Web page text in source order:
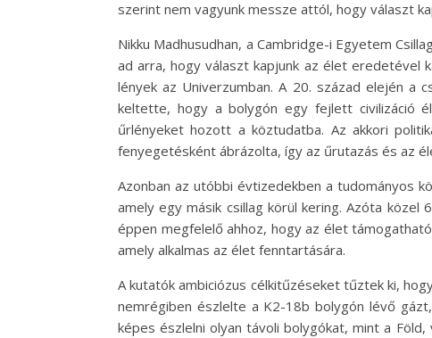
szerint nem vagyunk messze attól, hogy választ
Nikku Madhusudhan, a Cambridge-i Egyetem
ad arra, hogy választ kapjunk az élet eredetével
lények az Univerzumban. A 20. század elején a
keltette, hogy a bolygón egy fejlett civilizáció
űrlényeket hozott a köztudatba. Az akkori
fenyegetésként ábrázolta, így az űrutazás és az
Azonban az utóbbi évtizedekben a tudományos
amely egy másik csillag körül kering. Azóta közel
éppen megfelelő ahhoz, hogy az élet
amely alkalmas az élet fenntartására.
A kutatók ambiciózus célkitűzéseket tűztek ki,
nemrégiben észlelte a K2-18b bolygón lévő
képes észlelni olyan távoli bolygókat, mint a